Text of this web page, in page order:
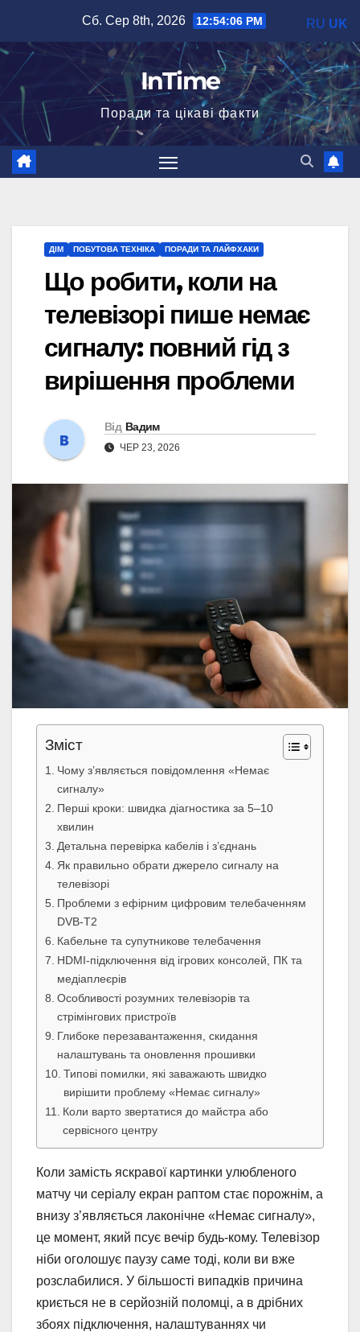
вмісту
Сб. Сер 8th, 2026 12:54:08 PM
InTime
Поради та цікаві факти
ДІМ ПОБУТОВА ТЕХНІКА ПОРАДИ ТА ЛАЙФХАКИ
Що робити, коли на
телевізорі пише немає
сигналу: повний гід з
вирішення проблеми
Від Вадим
ЧЕР 23, 2026
Зміст
Чому з’являється повідомлення «Немає
сигналу»
Перші кроки: швидка діагностика за 5–10
хвилин
Детальна перевірка кабелів і з’єднань
Як правильно обрати джерело сигналу на
телевізорі
Проблеми з ефірним цифровим телебаченням
DVB-T2
Кабельне та супутникове телебачення
HDMI-підключення від ігрових консолей, ПК та
медіаплеєрів
Особливості розумних телевізорів та
стрімінгових пристроїв
Глибоке перезавантаження, скидання
налаштувань та оновлення прошивки
Типові помилки, які заважають швидко
вирішити проблему «Немає сигналу»
Коли варто звертатися до майстра або
сервісного центру
Коли замість яскравої картинки улюбленого
матчу чи серіалу екран раптом стає порожнім, а
внизу з’являється лаконічне «Немає сигналу»,
це момент, який псує вечір будь-кому. Телевізор
ніби оголошує паузу саме тоді, коли ви вже
розслабилися. У більшості випадків причина
криється не в серйозній поломці, а в дрібних
збоях підключення, налаштуваннях чи
RU UK